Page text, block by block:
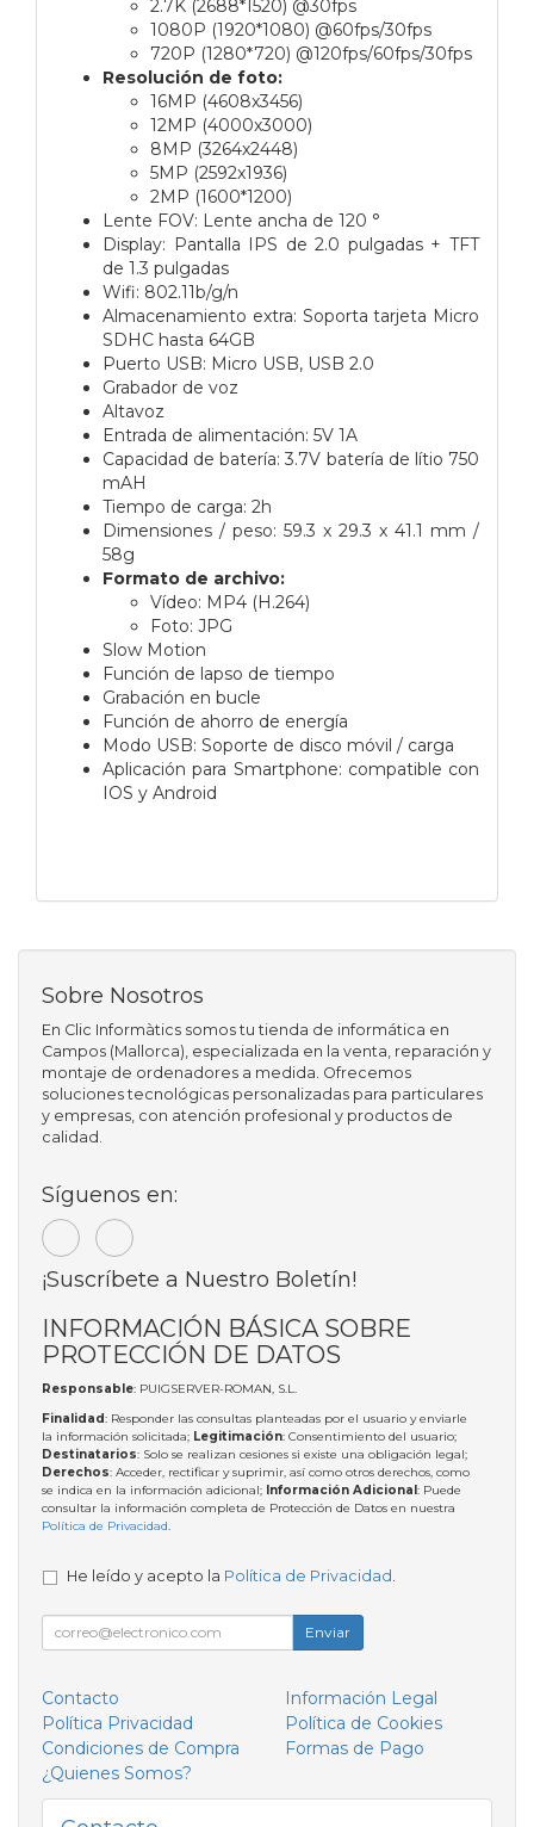
2.7K (2688*1520) @30fps
1080P (1920*1080) @60fps/30fps
720P (1280*720) @120fps/60fps/30fps
Resolución de foto:
16MP (4608x3456)
12MP (4000x3000)
8MP (3264x2448)
5MP (2592x1936)
2MP (1600*1200)
Lente FOV: Lente ancha de 120 °
Display: Pantalla IPS de 2.0 pulgadas + TFT
de 1.3 pulgadas
Wifi: 802.11b/g/n
Almacenamiento extra: Soporta tarjeta Micro
SDHC hasta 64GB
Puerto USB: Micro USB, USB 2.0
Grabador de voz
Altavoz
Entrada de alimentación: 5V 1A
Capacidad de batería: 3.7V batería de lítio 750
mAH
Tiempo de carga: 2h
Dimensiones / peso: 59.3 x 29.3 x 41.1 mm /
58g
Formato de archivo:
Vídeo: MP4 (H.264)
Foto: JPG
Slow Motion
Función de lapso de tiempo
Grabación en bucle
Función de ahorro de energía
Modo USB: Soporte de disco móvil / carga
Aplicación para Smartphone: compatible con
IOS y Android
Sobre Nosotros
En Clic Informàtics somos tu tienda de informática en
Campos (Mallorca), especializada en la venta, reparación y
montaje de ordenadores a medida. Ofrecemos
soluciones tecnológicas personalizadas para particulares
y empresas, con atención profesional y productos de
calidad.
Síguenos en:
¡Suscríbete a Nuestro Boletín!
INFORMACIÓN BÁSICA SOBRE
PROTECCIÓN DE DATOS
Responsable: PUIGSERVER-ROMAN, S.L.
Finalidad: Responder las consultas planteadas por el usuario y enviarle
la información solicitada; Legitimación: Consentimiento del usuario;
Destinatarios: Solo se realizan cesiones si existe una obligación legal;
Derechos: Acceder, rectificar y suprimir, así como otros derechos, como
se indica en la información adicional; Información Adicional: Puede
consultar la información completa de Protección de Datos en nuestra
Política de Privacidad.
He leído y acepto la Política de Privacidad
Enviar
Contacto
Información Legal
Política Privacidad
Política de Cookies
Condiciones de Compra
Formas de Pago
¿Quienes Somos?